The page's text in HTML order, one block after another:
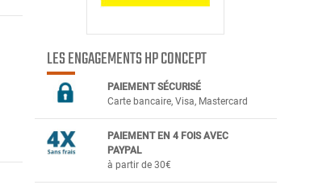
LES ENGAGEMENTS HP CONCEPT
PAIEMENT SÉCURISÉ
Carte bancaire, Visa, Mastercard
PAIEMENT EN 4 FOIS AVEC
PAYPAL
à partir de 30€